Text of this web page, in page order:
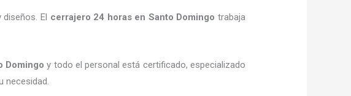
El cerrajero 24 horas en Santo Domingo trabaja
Domingo y todo el personal está certificado, especializado